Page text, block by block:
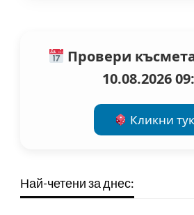
Провери
10.08.2026
Кликни
Най-четени за днес: